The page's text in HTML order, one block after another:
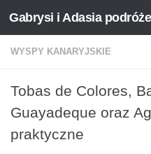
Przejdź do treści
Gabrysi i Adasia
WYSPY KANARYJSKIE
Tobas de Colores,
Guayadeque oraz
praktyczne